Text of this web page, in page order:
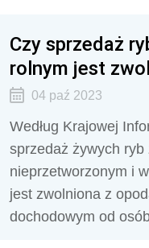
Czy sprzedaż
rolnym jest
04 paź 2023
Według Krajowej
sprzedaż żywych ryb
nieprzetworzonym i
jest zwolniona z
dochodowym od